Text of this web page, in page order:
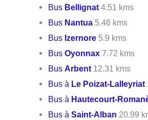
Bus Bellignat 4.51 kms
Bus Nantua 5.46 kms
Bus Izernore 5.9 kms
BusOyonnax 7.72 kms
BusArbent 12.31 kms
Bus à Le Poizat-Lalleyriat
Bus à Hautecourt-
Bus àSaint-Alban 20.99